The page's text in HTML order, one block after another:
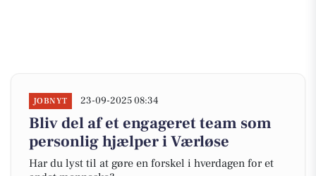
JOBNYT 23-09-2025 08:34
Bliv del af et engageret team som
personlig hjælper i Værløse
Har du lyst til at gøre en forskel i hverdagen for et